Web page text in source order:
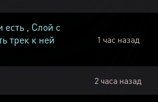
, Слой с
трек к ней
1 час назад
2 часа назад